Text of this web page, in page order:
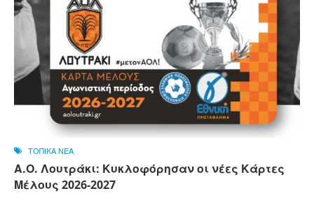
ΤΟΠΙΚΑ ΝΕΑ
Α.Ο. Λουτράκι: Κυκλοφόρησαν οι νέες Κάρτες
Μέλους 2026-2027